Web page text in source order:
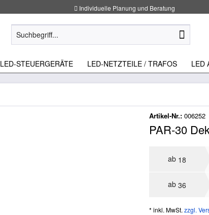
Individuelle Planung und Beratung
LED-STEUERGERÄTE LED-NETZTEILE / TRAFOS LED
Artikel-Nr.:006252
PAR-30
ab 18
ab36
* inkl. MwSt.zzgl.